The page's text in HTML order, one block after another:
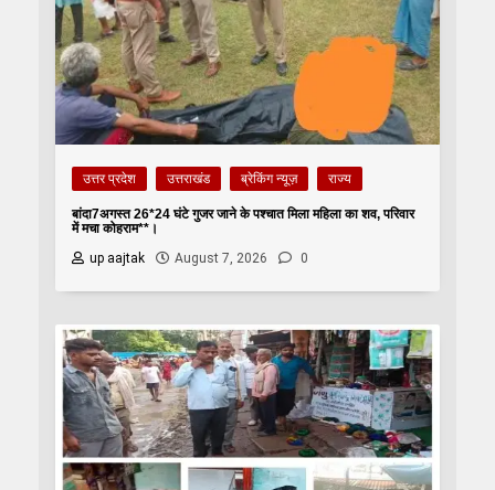
उत्तर प्रदेश उत्तराखंड ब्रेकिंग न्यूज़ राज्य
बांदा7अगस्त 26*24 घंटे गुजर जाने के पश्चात मिला महिला का शव, परिवार
में मचा कोहराम**।
up aajtak
August 7, 2026 0